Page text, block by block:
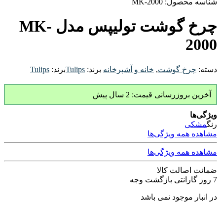
شناسه محصول: MK-2000
چرخ گوشت تولیپس مدل MK-
2000
دسته: چرخ گوشت, خانه و آشپرخانه برند: Tulipsبرند: Tulips
آخرین بروزرسانی قیمت: 2 سال پیش
ویژگی‌ها
رنگمشکی
مشاهده همه ویژگی‌ها
مشاهده همه ویژگی‌ها
ضمانت اصالت کالا
7 روز گارانتی بازگشت وجه
در انبار موجود نمی باشد